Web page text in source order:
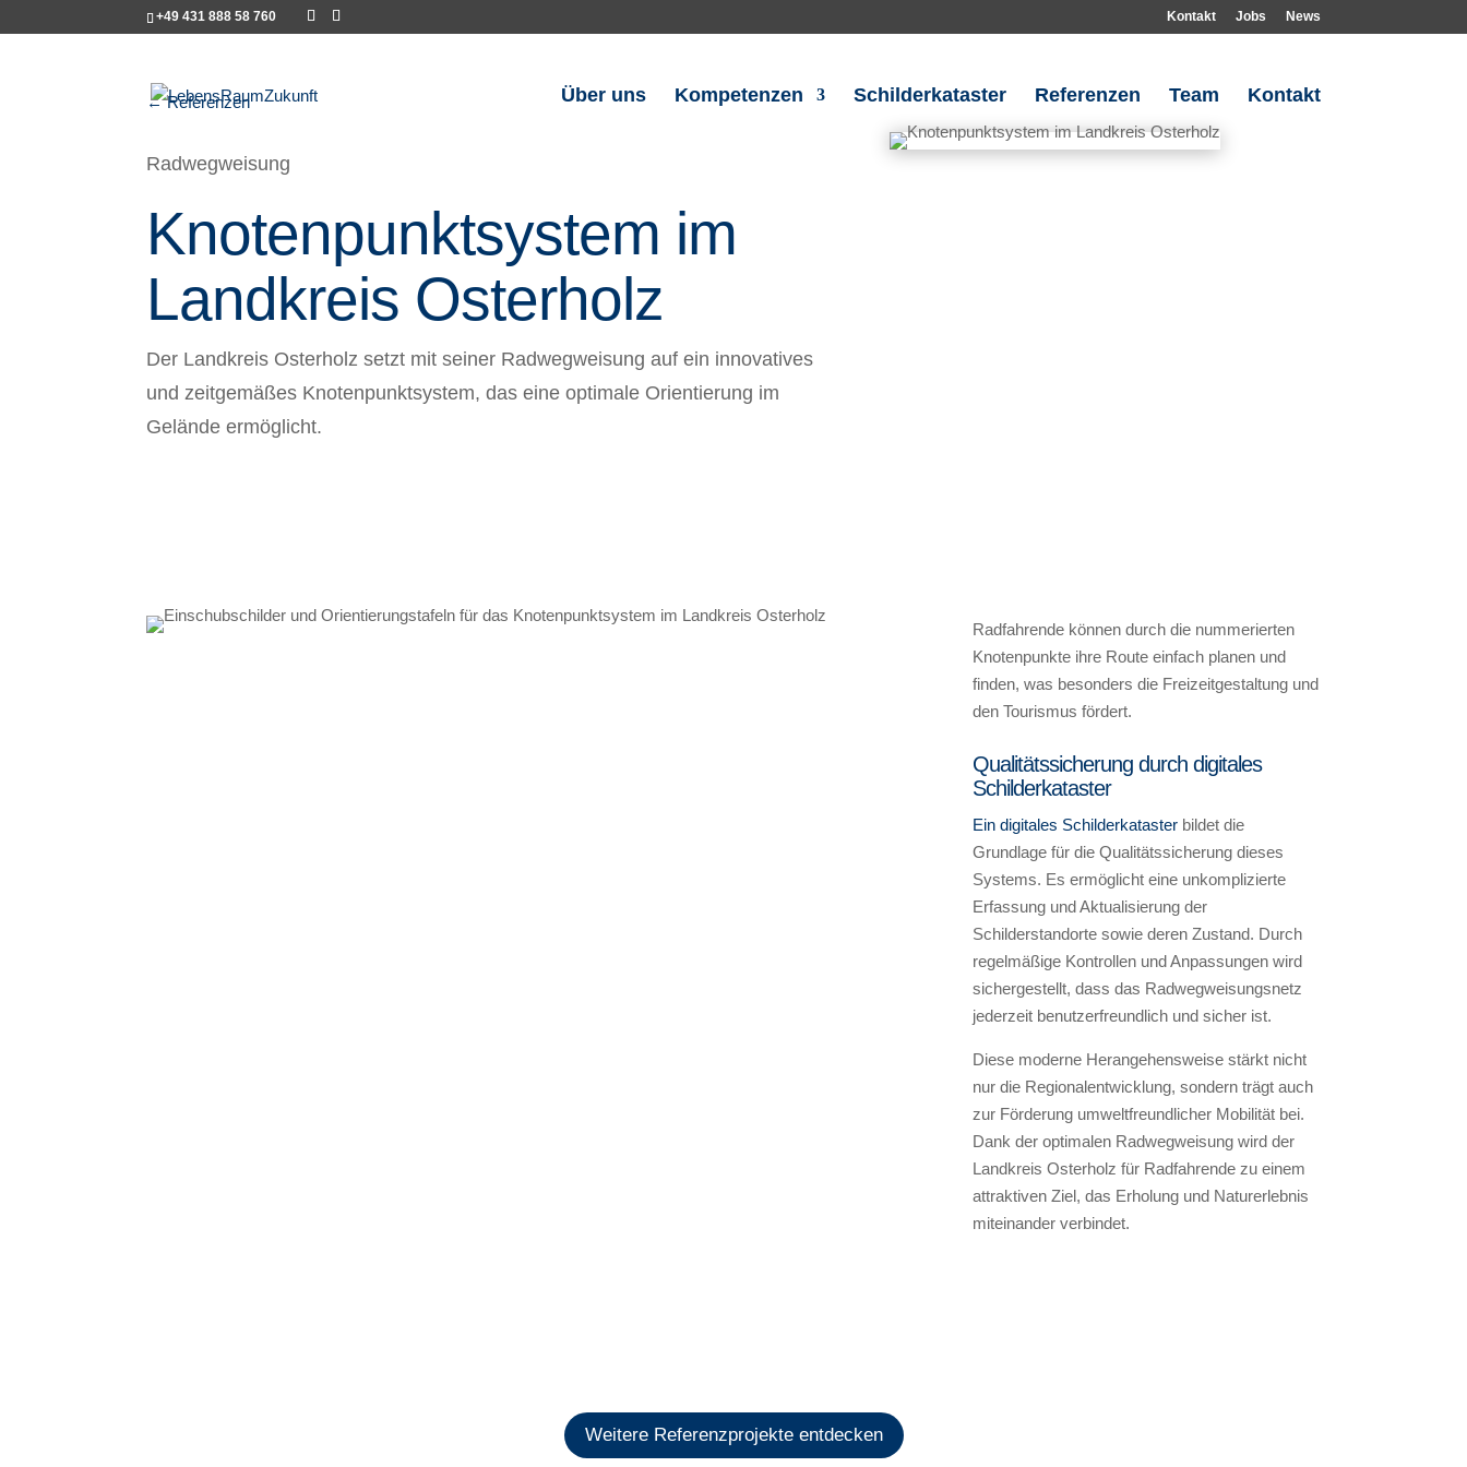
+49 431 888 58 760 Kontakt Jobs News
Über uns Kompetenzen Schilderkataster Referenzen Team Kontakt
← Referenzen
Radwegweisung
Knotenpunktsystem im
Landkreis Osterholz
Der Landkreis Osterholz setzt mit seiner Radwegweisung auf ein innovatives
und zeitgemäßes Knotenpunktsystem, das eine optimale Orientierung im
Gelände ermöglicht.
Radfahrende können durch die nummerierten
Knotenpunkte ihre Route einfach planen und
finden, was besonders die Freizeitgestaltung und
den Tourismus fördert.
Qualitätssicherung durch digitales
Schilderkataster
Ein digitales Schilderkatasterbildet die
Grundlage für die Qualitätssicherung dieses
Systems. Es ermöglicht eine unkomplizierte
Erfassung und Aktualisierung der
Schilderstandorte sowie deren Zustand. Durch
regelmäßige Kontrollen und Anpassungen wird
sichergestellt, dass das Radwegweisungsnetz
jederzeit benutzerfreundlich und sicher ist.
Diese moderne Herangehensweise stärkt nicht
nur die Regionalentwicklung, sondern trägt auch
zur Förderung umweltfreundlicher Mobilität bei.
Dank der optimalen Radwegweisung wird der
Landkreis Osterholz für Radfahrende zu einem
attraktiven Ziel, das Erholung und Naturerlebnis
miteinander verbindet.
Weitere Referenzprojekte entdecken